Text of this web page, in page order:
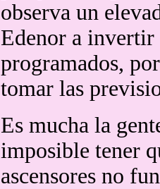
observa un
Edenor a invertir
programados,
tomar las
Es mucha la
imposible tener
ascensores no